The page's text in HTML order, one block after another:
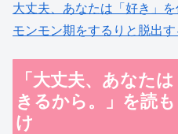
大丈夫、あなたは「好き」
モンモン期をするりと脱出
「大丈夫、あなた
きるから。」を読
け